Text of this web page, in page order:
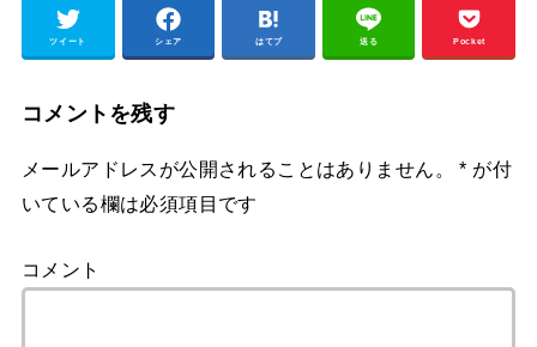
ツイート シェア はてブ 送る Pocket
コメントを残す
メールアドレスが公開されることはありません。 * が付
いている欄は必須項目です
コメント